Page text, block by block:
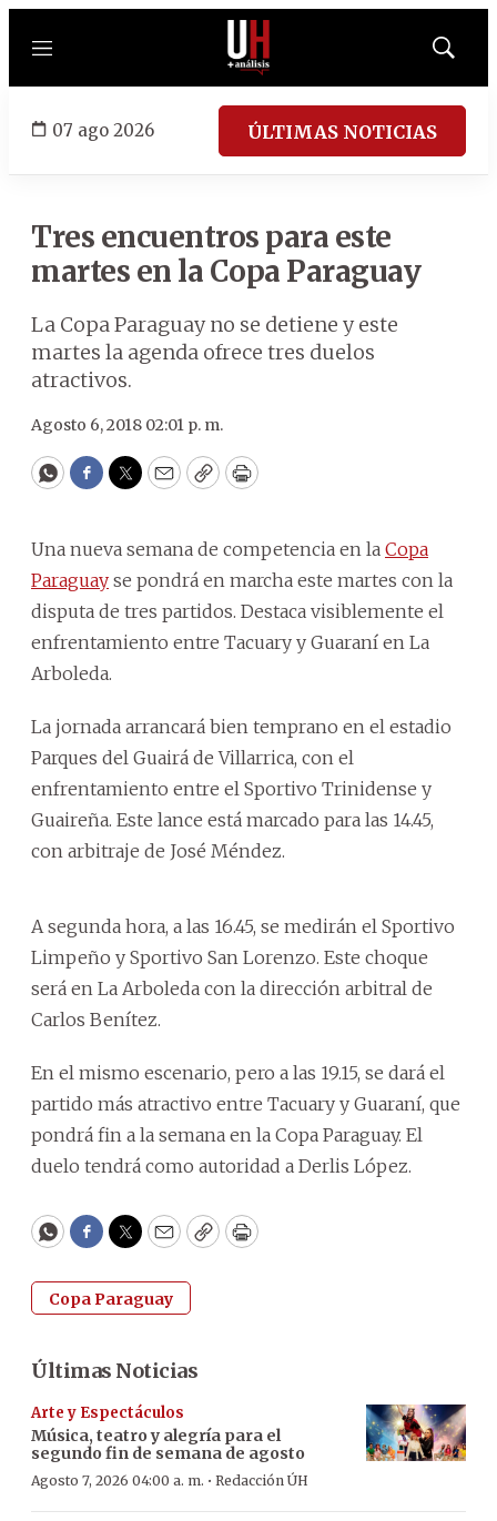
Menú
Mostrar
07 ago 2026 ÚLTIMAS NOTICIAS
Tres encuentros para este
martes en la Copa Paraguay
La Copa Paraguay no se detiene y este
martes la agenda ofrece tres duelos
atractivos.
Agosto 6, 2018 02:01 p. m.
WhatsApp
Facebook
Twitter
EmailCopyPrint
Una nueva semana de competencia en la Copa
Paraguay se pondrá en marcha este martes con la
disputa de tres partidos. Destaca visiblemente el
enfrentamiento entre Tacuary y Guaraní en La
Arboleda.
La jornada arrancará bien temprano en el estadio
Parques del Guairá de Villarrica, con el
enfrentamiento entre el Sportivo Trinidense y
Guaireña. Este lance está marcado para las 14.45,
con arbitraje de José Méndez.
A segunda hora, a las 16.45, se medirán el Sportivo
Limpeño y Sportivo San Lorenzo. Este choque
será en La Arboleda con la dirección arbitral de
Carlos Benítez.
En el mismo escenario, pero a las 19.15, se dará el
partido más atractivo entre Tacuary y Guaraní, que
pondrá fin a la semana en la Copa Paraguay. El
duelo tendrá como autoridad a Derlis López.
WhatsApp
Facebook
Twitter
EmailCopyPrint
Copa Paraguay
Últimas Noticias
Arte y Espectáculos
Música, teatro y alegría para el
segundo fin de semana de agosto
Agosto 7, 2026 04:00 a. m. · Redacción ÚH